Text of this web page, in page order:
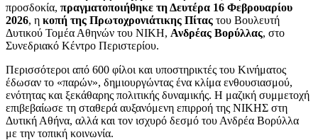
προσδοκία, πραγματοποιήθηκε τη Δευτέρα 16 Φεβρουαρίου
2026, η κοπή της Πρωτοχρονιάτικης Πίτας του Βουλευτή
Δυτικού Τομέα Αθηνών του ΝΙΚΗ, Ανδρέας Βορύλλας, στο
Συνεδριακό Κέντρο Περιστερίου.
Περισσότεροι από 600 φίλοι και υποστηρικτές του Κινήματος
έδωσαν το «παρών», δημιουργώντας ένα κλίμα ενθουσιασμού,
ενότητας και ξεκάθαρης πολιτικής δυναμικής. Η μαζική συμμετοχή
επιβεβαίωσε τη σταθερά αυξανόμενη επιρροή της ΝΙΚΗΣ στη
Δυτική Αθήνα, αλλά και τον ισχυρό δεσμό του Ανδρέα Βορύλλα
με την τοπική κοινωνία.